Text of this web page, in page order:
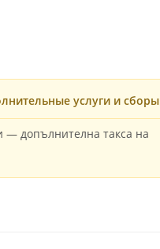
услуги и сборы
— допълнителна такса на